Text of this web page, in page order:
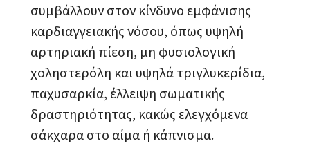
συμβάλλουν στον κίνδυνο εμφάνισης
καρδιαγγειακής νόσου, όπως υψηλή
αρτηριακή πίεση, μη φυσιολογική
χοληστερόλη και υψηλά τριγλυκερίδια,
παχυσαρκία, έλλειψη σωματικής
δραστηριότητας, κακώς ελεγχόμενα
σάκχαρα στο αίμα ή κάπνισμα.